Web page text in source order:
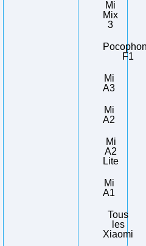
Mi
Mix
3
F1
Mi
A3
Mi
A2
Mi
A2
Lite
Mi
A1
Tous
les
Xiaomi